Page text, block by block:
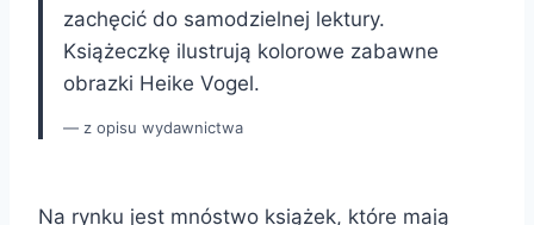
zachęcić do samodzielnej lektury.
Książeczkę ilustrują kolorowe zabawne
obrazki Heike Vogel.
z opisu wydawnictwa
Na rynku jest mnóstwo książek, które mają